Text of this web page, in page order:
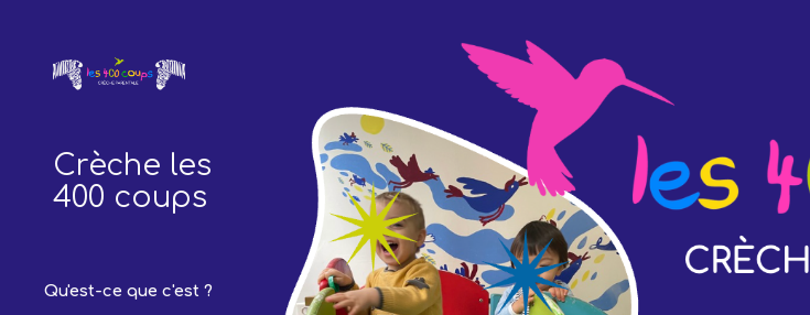
Skip to main content
Crèche les
400 coups
Qu'est-ce que c'est ?